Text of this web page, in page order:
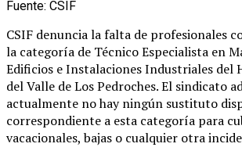
Fuente: CSIF
CSIF denuncia la falta de profesionales
la categoría de Técnico Especialista en
Edificios e Instalaciones Industriales del
del Valle de Los Pedroches. El sindicato
actualmente no hay ningún sustituto
correspondiente a esta categoría para
vacacionales, bajas o cualquier otra